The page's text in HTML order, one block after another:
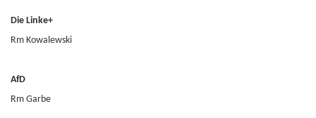
Die Linke+
Rm Kowalewski
AfD
Rm Garbe